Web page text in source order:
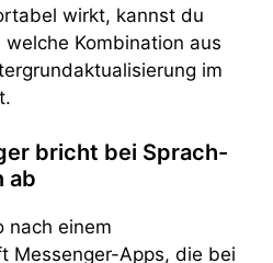
wirkt, kannst du
Kombination aus
im
bricht bei Sprach-
ab
nach einem
Messenger-Apps, die bei